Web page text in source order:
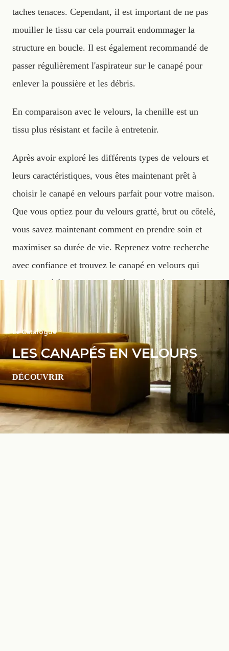
taches tenaces. Cependant, il est important de ne pas
mouiller le tissu car cela pourrait endommager la
structure en boucle. Il est également recommandé de
passer régulièrement l'aspirateur sur le canapé pour
enlever la poussière et les débris.
En comparaison avec le velours, la chenille est un
tissu plus résistant et facile à entretenir.
Après avoir exploré les différents types de velours et
leurs caractéristiques, vous êtes maintenant prêt à
choisir le canapé en velours parfait pour votre maison.
Que vous optiez pour du velours gratté, brut ou côtelé,
vous savez maintenant comment en prendre soin et
maximiser sa durée de vie. Reprenez votre recherche
avec confiance et trouvez le canapé en velours qui
apportera élégance et confort à votre intérieur.
Le Catalogue
LES CANAPÉS EN VELOURS
DÉCOUVRIR